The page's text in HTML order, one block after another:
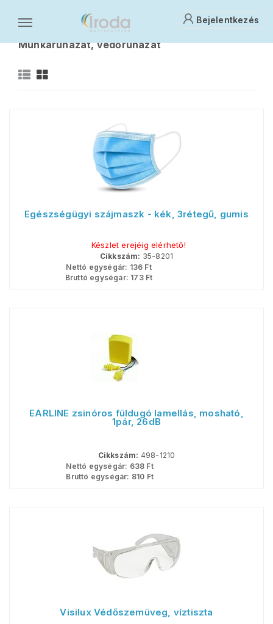
Bejelentkezés
Vagyon- és munkavédelem
Munkaruházat, védőruházat
Egészségügyi szájmaszk - kék, 3rétegű, gumis
Készlet erejéig elérhető!
Cikkszám: 35-8201
Nettó egységár: 136 Ft
Bruttó egységár: 173Ft
EARLINE zsinóros füldugó lamellás, mosható,
1pár, 26dB
Cikkszám: 498-1210
Nettó egységár: 638 Ft
Bruttó egységár: 810 Ft
Visilux Védőszemüveg, víztiszta